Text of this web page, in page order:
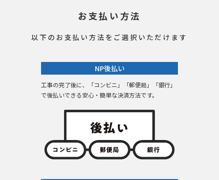
お支払い方法
以下のお支払い方法をご選択いただけます
NP後払い
工事の完了後に、「コンビニ」「郵便局」「銀行」
で後払いできる安心・簡単な決済方法です。